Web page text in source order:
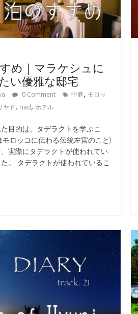
め｜マラケシュに
い優雅な邸宅
0 Comment 中庭, モロッ
ヤド, riad, ホテル
目的は、タデラクトを学ぶこ
ロッコに伝わる伝統左官のこと)
実際にタデラクトが使われてい
。 タデラクトが使われているこ